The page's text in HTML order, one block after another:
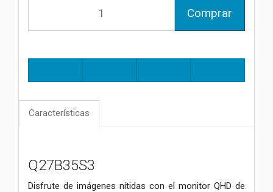
Comprar
Características
Q27B35S3
Disfrute de imágenes nítidas con el monitor QHD de